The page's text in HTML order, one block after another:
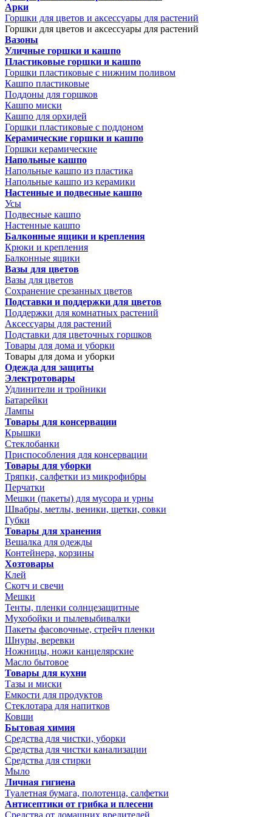
Арки
Горшки для цветов и аксессуары для растений
Горшки для цветов и аксессуары для растений
Вазоны
Уличные горшки и кашпо
Пластиковые горшки и кашпо
Горшки пластиковые с нижним поливом
Кашпо пластиковые
Поддоны для горшков
Кашпо миски
Кашпо для орхидей
Горшки пластиковые с поддоном
Керамические горшки и кашпо
Горшки керамические
Напольные кашпо
Напольные кашпо из пластика
Напольные кашпо из керамики
Настенные и подвесные кашпо
Усы
Подвесные кашпо
Настенные кашпо
Балконные ящики и крепления
Крюки и крепления
Балконные ящики
Вазы для цветов
Вазы для цветов
Сохранение срезанных цветов
Подставки и поддержки для цветов
Поддержки для комнатных растений
Аксессуары для растений
Подставки для цветочных горшков
Товары для дома и уборки
Товары для дома и уборки
Одежда для защиты
Электротовары
Удлинители и тройники
Батарейки
Лампы
Товары для консервации
Крышки
Стеклобанки
Приспособления для консервации
Товары для уборки
Тряпки, салфетки из микрофибры
Перчатки
Мешки (пакеты) для мусора и урны
Швабры, метлы, веники, щетки, совки
Губки
Товары для хранения
Вешалка для одежды
Контейнера, корзины
Хозтовары
Клей
Скотч и свечи
Мешки
Тенты, пленки солнцезащитные
Мухобойки и пылевыбивалки
Пакеты фасовочные, стрейч пленки
Шнуры, веревки
Ножницы, ножи канцелярские
Масло бытовое
Товары для кухни
Тазы и миски
Емкости для продуктов
Стеклотара для напитков
Ковши
Бытовая химия
Средства для чистки, уборки
Средства для чистки канализации
Средства для стирки
Мыло
Личная гигиена
Туалетная бумага, полотенца, салфетки
Антисептики от грибка и плесени
Средства от домашних вредителей